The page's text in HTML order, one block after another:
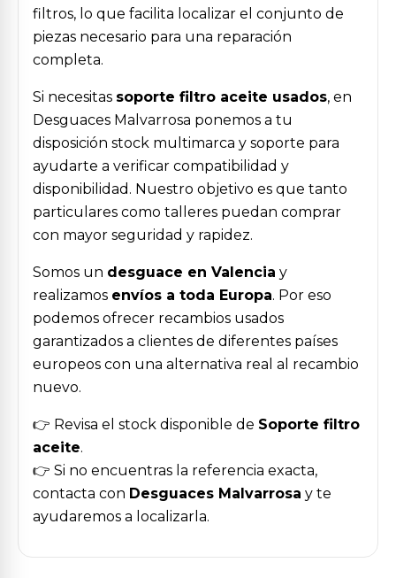
filtros, lo que facilita localizar el conjunto de
piezas necesario para una reparación
completa.
Si necesitas soporte filtro aceite usados, en
Desguaces Malvarrosa ponemos a tu
disposición stock multimarca y soporte para
ayudarte a verificar compatibilidad y
disponibilidad. Nuestro objetivo es que tanto
particulares como talleres puedan comprar
con mayor seguridad y rapidez.
Somos un desguace en Valencia y
realizamos envíos a toda Europa. Por eso
podemos ofrecer recambios usados
garantizados a clientes de diferentes países
europeos con una alternativa real al recambio
nuevo.
👉 Revisa el stock disponible de Soporte filtro
aceite.
👉 Si no encuentras la referencia exacta,
contacta con Desguaces Malvarrosa y te
ayudaremos a localizarla.